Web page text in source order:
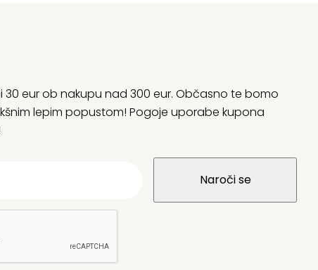
30 eur ob nakupu nad 300 eur. Občasno te bomo
lepim popustom! Pogoje uporabe kupona